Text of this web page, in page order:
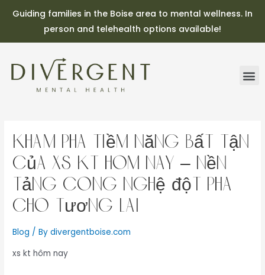
Guiding families in the Boise area to mental wellness. In
person and telehealth options available!
Khám phá tiềm năng bất tận
của xs kt hôm nay – Nền
tảng công nghệ đột phá
cho tương lai
Blog / Bydivergentboise.com
xs kt hôm nay